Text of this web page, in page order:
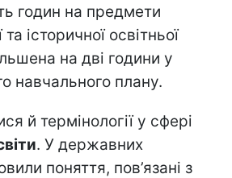
годин на предмети
історичної освітньої
на дві години у
навчального плану.
й термінології у сфері
. У державних
поняття, пов’язані з